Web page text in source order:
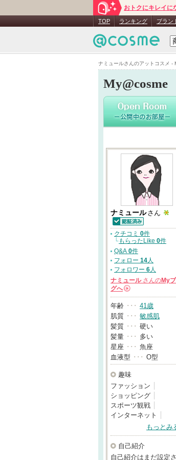
ナミュールさんのアットコスメ -
おトクにキレイに
TOP ランキング ブラン
My@cosme
ナ
ナミュール さん
認証済
クチコミ 0件
└もらったLike 0件
Q&A 0件
フォロー 14人
フォロワー 6人
ナミュールさんのMy
グへ
→
年齢 ･･･ 41歳
肌質 ･･･ 敏感肌
髪質 ･･･ 硬い
髪量 ･･･ 多い
星座 ･･･ 魚座
血液型 ･･･ O型
趣味
ファッション
ショッピング
スポーツ観戦
インターネット
もっとみ
自己紹介
自己紹介はまだ設定さ